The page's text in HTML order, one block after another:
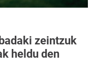
zeintzuk
heldu den